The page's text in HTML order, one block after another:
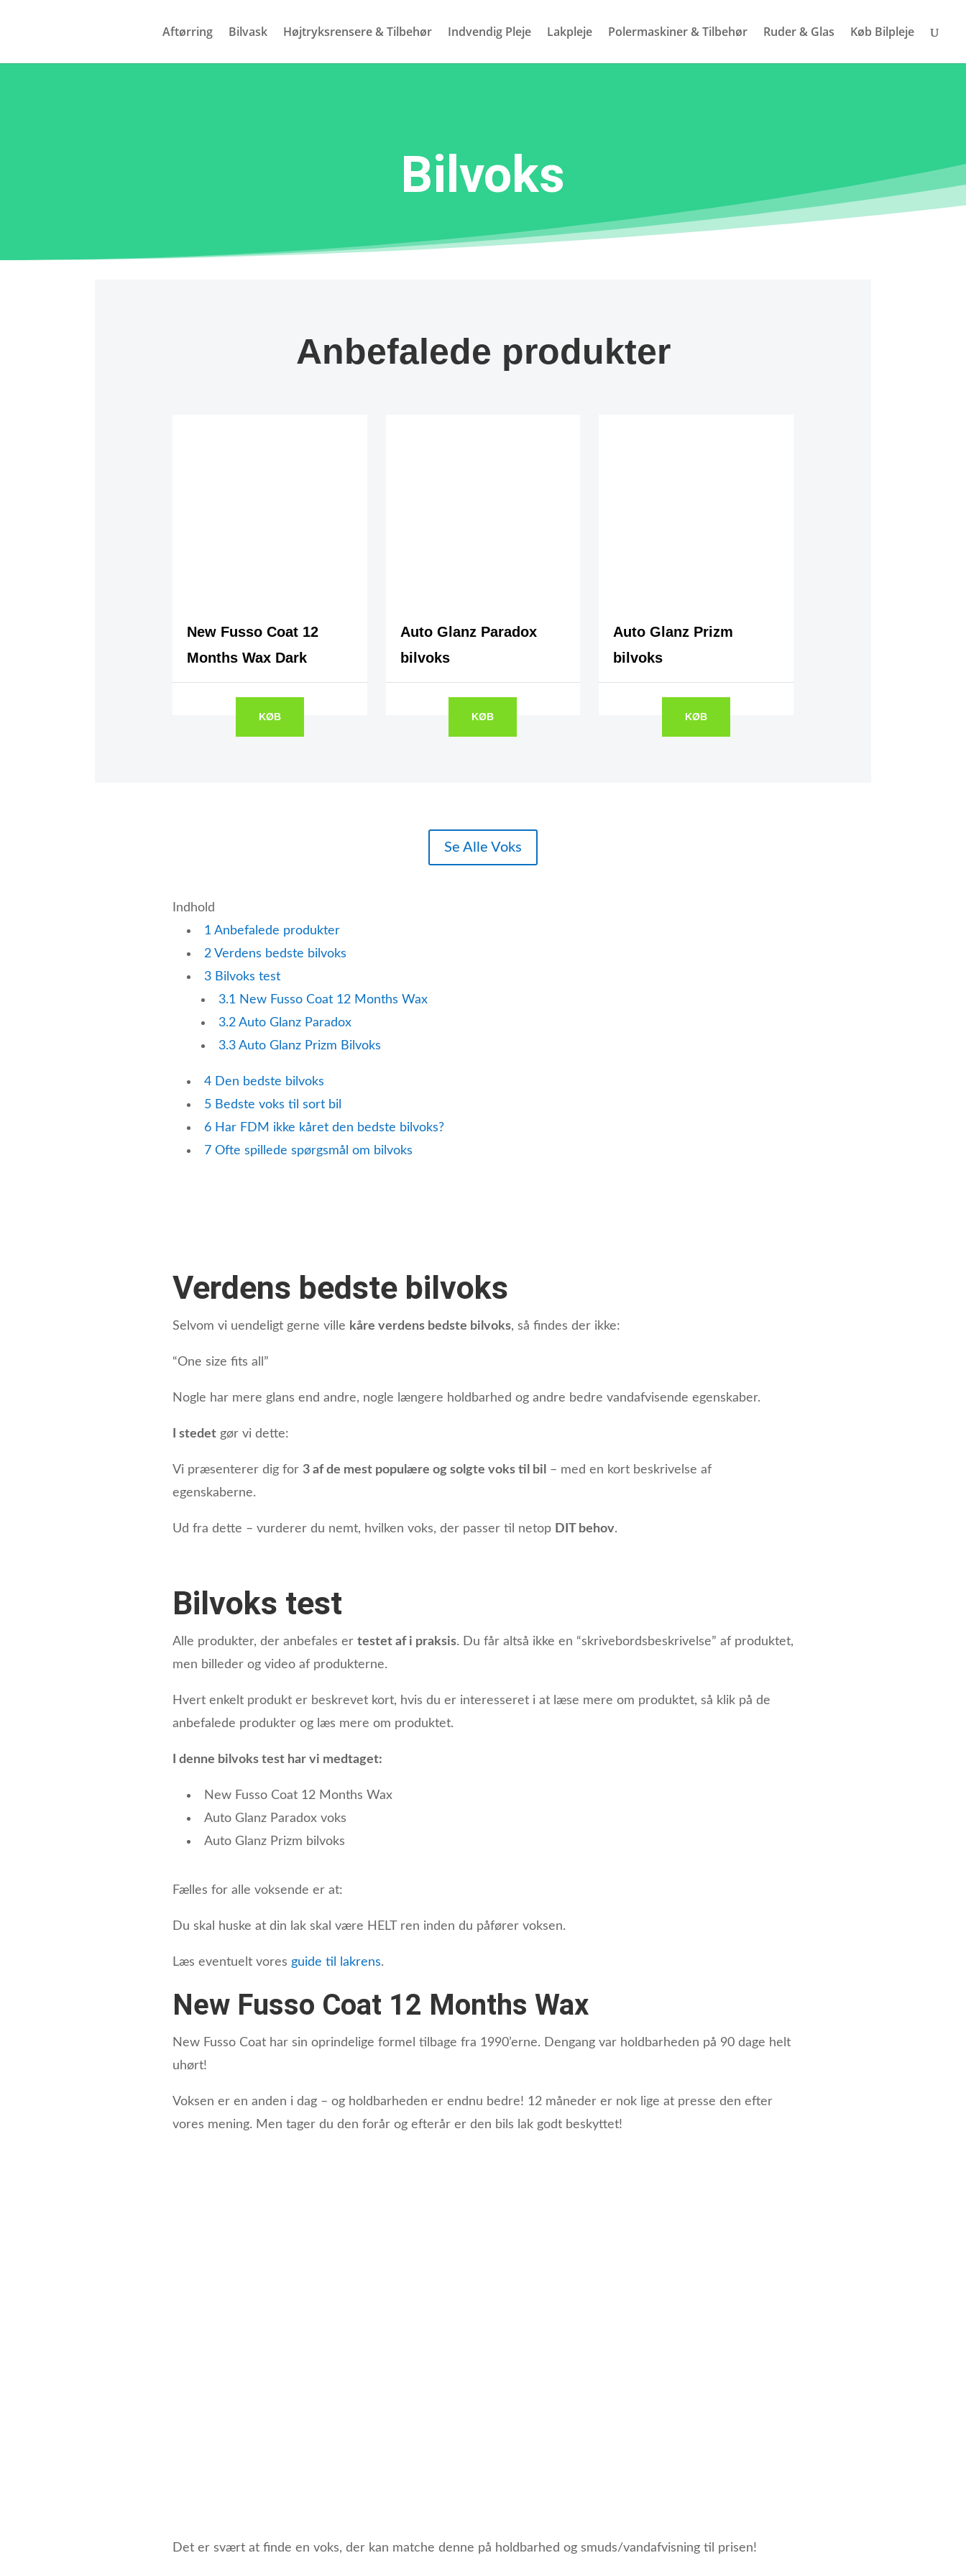
Aftørring Bilvask Højtryksrensere & Tilbehør Indvendig Pleje Lakpleje Polermaskiner & Tilbehør Ruder & Glas Køb Bilpleje
Bilvoks
Anbefalede produkter
New Fusso Coat 12
Months Wax Dark
KØB
Auto Glanz Paradox
bilvoks
KØB
Auto Glanz Prizm
bilvoks
KØB
Se Alle Voks
Indhold
1 Anbefalede produkter
2 Verdens bedste bilvoks
3 Bilvoks test
3.1 New Fusso Coat 12 Months Wax
3.2 Auto Glanz Paradox
3.3 Auto Glanz Prizm Bilvoks
4 Den bedste bilvoks
5 Bedste voks til sort bil
6 Har FDM ikke kåret den bedste bilvoks?
7 Ofte spillede spørgsmål om bilvoks
Verdens bedste bilvoks
Selvom vi uendeligt gerne ville kåre verdens bedste bilvoks, så findes der ikke:
“One size fits all”
Nogle har mere glans end andre, nogle længere holdbarhed og andre bedre vandafvisende egenskaber.
I stedet gør vi dette:
Vi præsenterer dig for 3 af de mest populære og solgte voks til bil
– med en kort beskrivelse af
egenskaberne.
Ud fra dette – vurderer du nemt, hvilken voks, der passer til netop DIT behov.
Bilvoks test
Alle produkter, der anbefales er testet af i praksis. Du får altså ikke en “skrivebordsbeskrivelse” af produktet,
men billeder og video af produkterne.
Hvert enkelt produkt er beskrevet kort, hvis du er interesseret i at læse mere om produktet, så klik på de
anbefalede produkter og læs mere om produktet.
I denne bilvoks test har vi medtaget:
New Fusso Coat 12 Months Wax
Auto Glanz Paradox voks
Auto Glanz Prizm bilvoks
Fælles for alle voksende er at:
Du skal huske at din lak skal være HELT ren inden du påfører voksen.
Læs eventuelt vores guide til lakrens.
New Fusso Coat 12 Months Wax
New Fusso Coat har sin oprindelige formel tilbage fra 1990’erne. Dengang var holdbarheden på 90 dage helt
uhørt!
Voksen er en anden i dag – og holdbarheden er endnu bedre! 12 måneder er nok lige at presse den efter
vores mening. Men tager du den forår og efterår er den bils lak godt beskyttet!
Det er svært at finde en voks, der kan matche denne på holdbarhed og smuds/vandafvisning til prisen!